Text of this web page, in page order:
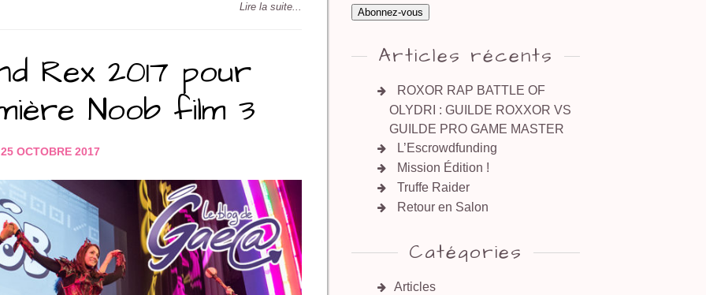
Lire la suite...
Rex 2017 pour
Noob film 3
25 OCTOBRE 2017
Abonnez-vous
Articles récents
ROXOR RAP BATTLE OF
OLYDRI : GUILDE ROXXOR VS
GUILDE PRO GAME MASTER
L’Escrowdfunding
Mission Édition !
Truffe Raider
Retour en Salon
Catégories
Articles